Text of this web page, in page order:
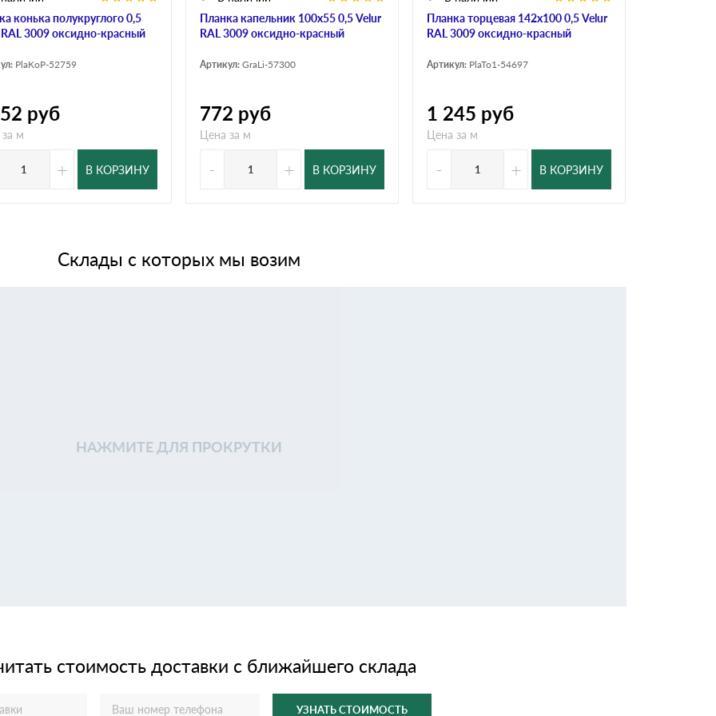
конька полукруглого 0,5
3009 оксидно-красный
PlaKoP-52759
руб
м
+ В КОРЗИНУ
Планка капельник 100х55 0,5 Velur
RAL 3009 оксидно-красный
Артикул: GraLi-57300
772 руб
Цена за м
- + В КОРЗИНУ
Планка торцевая 142х100 0,5 Velur
RAL 3009 оксидно-красный
Артикул: PlaTo1-54697
1 245 руб
Цена за м
- + В КОРЗИНУ
Склады с которых мы возим
НАЖМИТЕ ДЛЯ ПРОКРУТКИ
стоимость доставки с ближайшего склада
УЗНАТЬ СТОИМОСТЬ